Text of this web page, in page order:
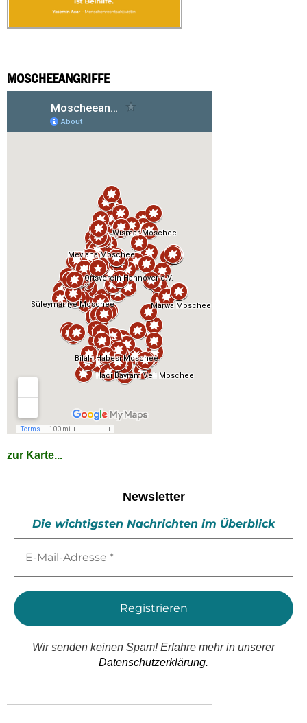
MOSCHEEANGRIFFE
zur Karte...
Newsletter
Die wichtigsten Nachrichten im Überblick
Mail-
*
Wir senden keinen Spam! Erfahre mehr in unserer
Datenschutzerklärung.